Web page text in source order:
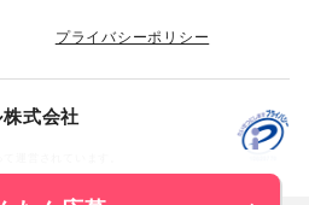
プライバシーポリシー
式会社